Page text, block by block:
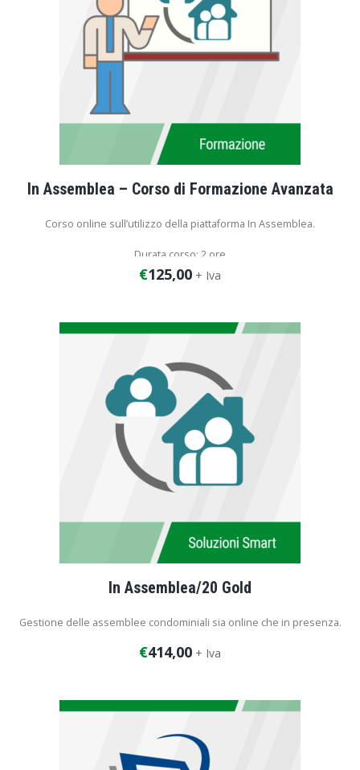
In Assemblea – Corso di Formazione Avanzata
Corso online sull’utilizzo della piattaforma In Assemblea.
Durata corso: 2 ore
€125,00 + Iva
In Assemblea/20 Gold
Gestione delle assemblee condominiali sia online che in presenza.
€414,00 + Iva